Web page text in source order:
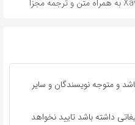
و متوجه نویسندگان و سایر
داشته باشد تایید نخواهد